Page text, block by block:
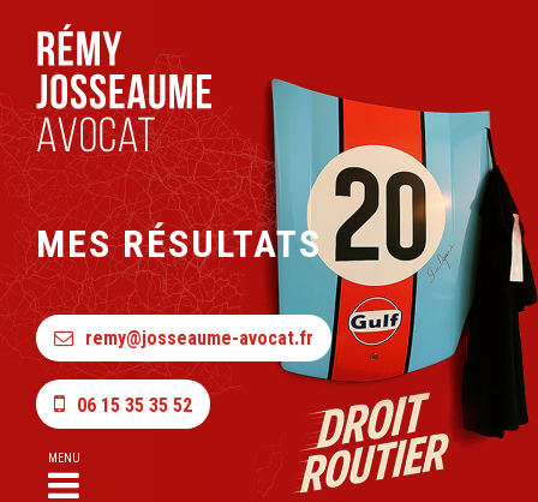
MES RÉSULTATS
remy@josseaume-avocat.fr
06 15 35 35 52
MENU